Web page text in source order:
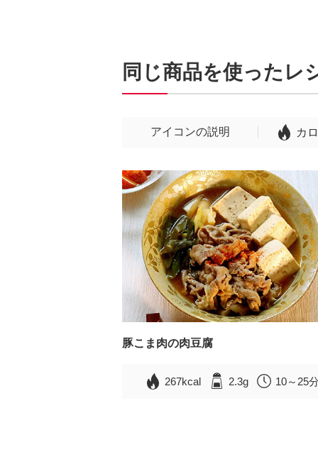
同じ商品を使ったレ
アイコンの説明 カ
豚こま肉の肉豆腐
267kcal 2.3g 10～25